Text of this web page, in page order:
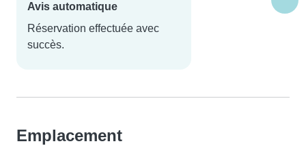
Avis automatique
Réservation effectuée avec
succès.
Emplacement